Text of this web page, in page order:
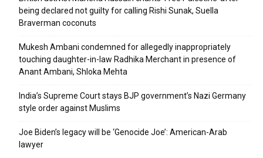
being declared not guilty for calling Rishi Sunak, Suella
Braverman coconuts
Mukesh Ambani condemned for allegedly inappropriately
touching daughter-in-law Radhika Merchant in presence of
Anant Ambani, Shloka Mehta
India’s Supreme Court stays BJP government’s Nazi Germany
style order against Muslims
Joe Biden’s legacy will be ‘Genocide Joe’: American-Arab
lawyer